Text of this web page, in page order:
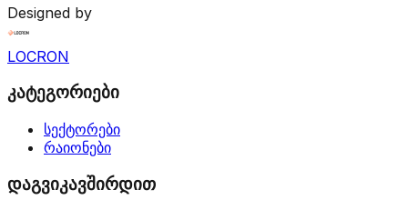
Designed by
LOCRON
კატეგორიები
სექტორები
რაიონები
დაგვიკავშირდით